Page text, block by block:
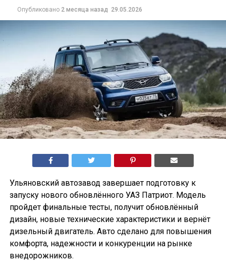
Опубликовано 2 месяца назад 29.05.2026
Ульяновский автозавод завершает подготовку к
запуску нового обновлённого УАЗ Патриот. Модель
пройдет финальные тесты, получит обновлённый
дизайн, новые технические характеристики и вернёт
дизельный двигатель. Авто сделано для повышения
комфорта, надежности и конкуренции на рынке
внедорожников.